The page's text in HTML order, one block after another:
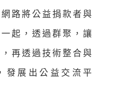
路將公益捐款者與
起，透過群聚，讓
再透過技術整合與
發展出公益交流平